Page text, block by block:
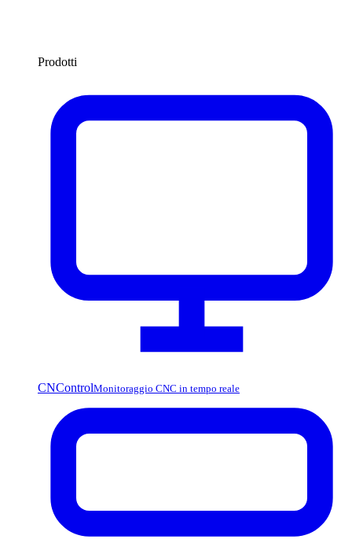
Prodotti
CNControlMonitoraggio CNC in tempo reale